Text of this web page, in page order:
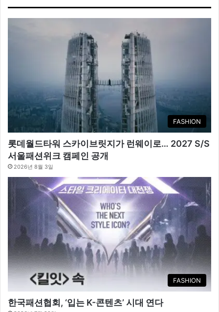
FASHION
롯데월드타워 스카이브릿지가 런웨이로… 2027 S/S
서울패션위크 캠페인 공개
2026년 8월 3일
FASHION
한국패션협회, ‘입는 K-콘텐츠’ 시대 연다